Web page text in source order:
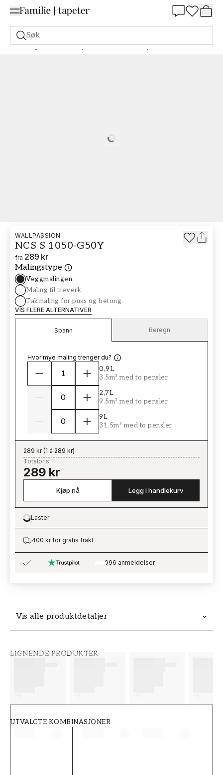
Søk
Maling Bestill basert på NCS Bestill basert på NCS 1050-G50Y
Loading…
Vis alle produktdetaljer
LIGNENDE PRODUKTER
UTVALGTE KOMBINASJONER
WALLPASSION
NCS S 1050-G50Y
fra 289 kr
Malingstype
Veggmalingen
Maling til treverk
Takmaling for puss og betong
VIS FLERE ALTERNATIVER
Spann Beregn
Hvor mye maling trenger du?
0,9L
3.5m² med to pensler
2,7L
9.5m² med to pensler
9L
31.5m² med to pensler
289 kr(1 á 289 kr)
Totalpris
289 kr
Kjøp nå Legg i handlekurv
Loading…
Laster
400 kr for gratis frakt
996 anmeldelser